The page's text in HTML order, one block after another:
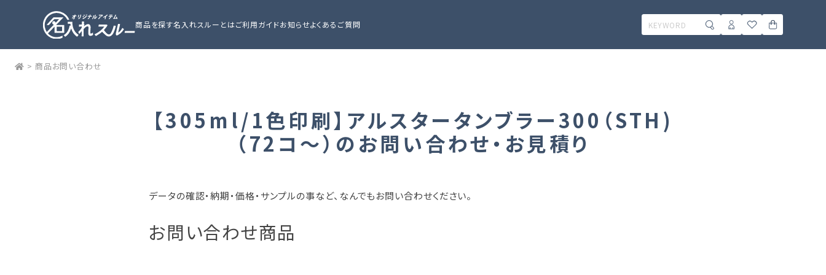
商品を探す名入れスルーとはご利用ガイドお知らせよくあるご質問
> 商品お問い合わせ
【305ml/1色印刷】アルスタータンブラー300（STH)
（72コ～）のお問い合わせ・お見積り
データの確認・納期・価格・サンプルの事など、なんでもお問い合わせください。
お問い合わせ商品